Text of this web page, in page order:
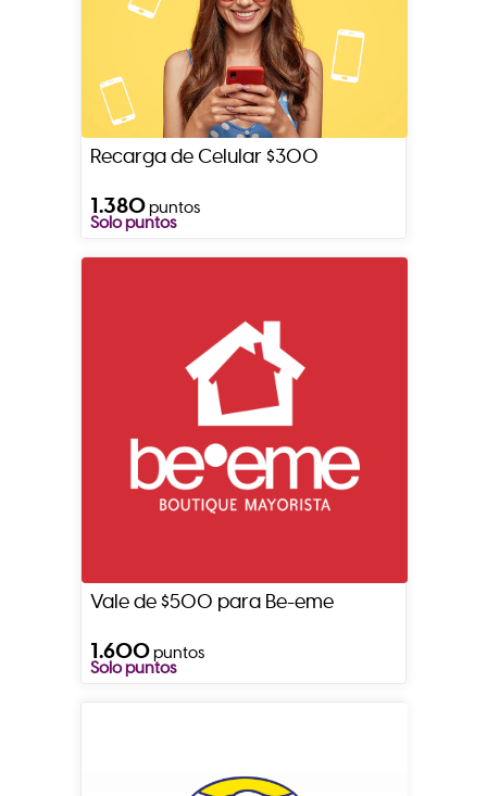
Recarga de Celular $300
1.380puntos
Solo puntos
Vale de $500 para Be-eme
1.600puntos
Solo puntos